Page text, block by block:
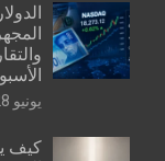
يونيو 28, 2026
كيف